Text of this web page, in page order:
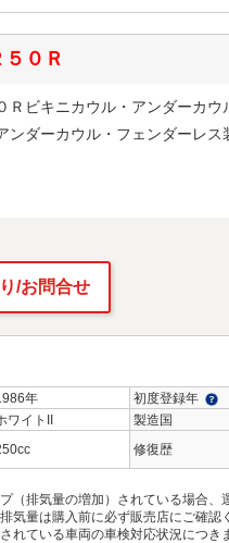
０Ｒ
Ｒビキニカウル・アンダーカ
ンダーカウル・フェンダーレ
/お問合せ
年 初度登録年
ワイトII 製造国
修復歴
（排気量の増加）されている場合、
量は購入前に必ず販売店にご確認く
れている車両の車検対応状況につき